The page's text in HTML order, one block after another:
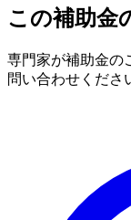
この補助金
専門家が補助金の
問い合わせくださ